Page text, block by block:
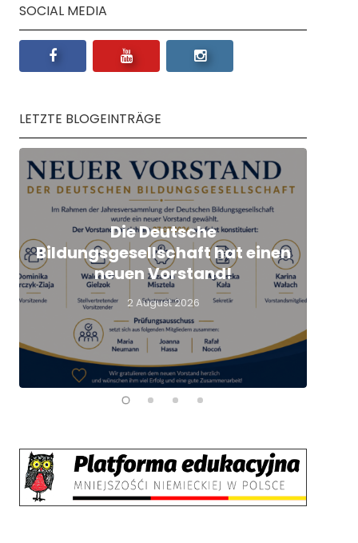
SOCIAL MEDIA
LETZTE BLOGEINTRÄGE
Die Deutsche
Bildungsgesellschaft hat einen
neuen Vorstand!
2 August 2026